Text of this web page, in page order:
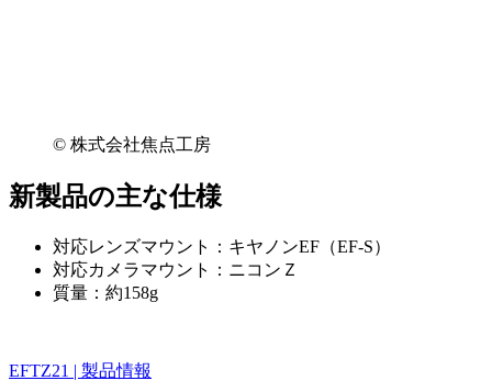
© 株式会社焦点工房
新製品の主な仕様
対応レンズマウント：キヤノンEF（EF-S）
対応カメラマウント：ニコンＺ
質量：約158g
EFTZ21 | 製品情報